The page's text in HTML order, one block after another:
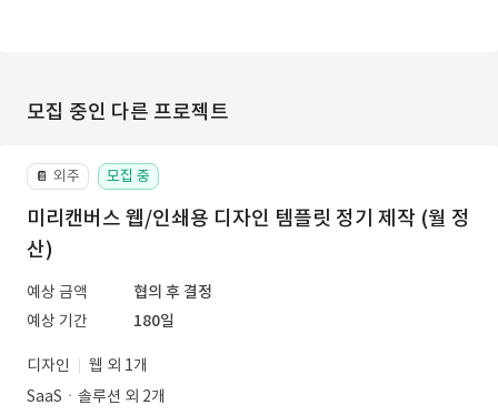
모집 중인 다른 프로젝트
📔 외주 모집 중
미리캔버스 웹/인쇄용 디자인 템플릿 정기 제작 (월 정
산)
예상 금액
협의 후 결정
예상 기간
180일
디자인
웹 외 1개
SaaSㆍ솔루션 외 2개